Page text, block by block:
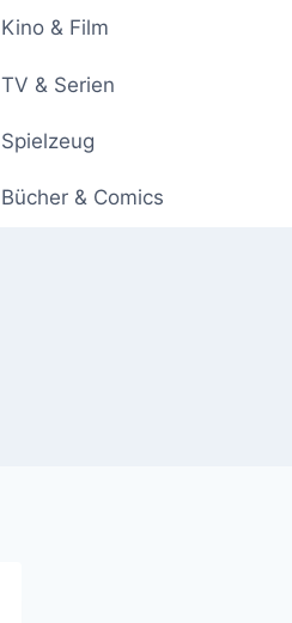
Kino & Film
TV & Serien
Spielzeug
Bücher & Comics